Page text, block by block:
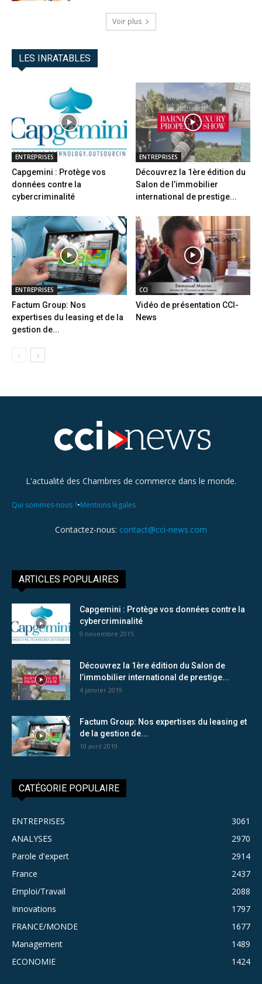
Voir plus
LES INRATABLES
ENTREPRISES
Capgemini : Protège vos
données contre la
cybercriminalité
ENTREPRISES
Découvrez la 1ère édition du
Salon de l’immobilier
international de prestige...
ENTREPRISES
Factum Group: Nos
expertises du leasing et de la
gestion de...
CCI
Vidéo de présentation CCI-
News
L'actualité des Chambres de commerce dans le monde.
Qui sommes-nous ?•Mentions légales
Contactez-nous: contact@cci-news.com
ARTICLES POPULAIRES
Capgemini : Protège vos données contre la
cybercriminalité
9 novembre 2015
Découvrez la 1ère édition du Salon de
l’immobilier international de prestige...
4 janvier 2019
Factum Group: Nos expertises du leasing et
de la gestion de...
10 avril 2019
CATÉGORIE POPULAIRE
ENTREPRISES
3061
ANALYSES
2970
Parole d'expert
2914
France
2437
Emploi/Travail
2088
Innovations
1797
FRANCE/MONDE
1677
Management
1489
ECONOMIE
1424